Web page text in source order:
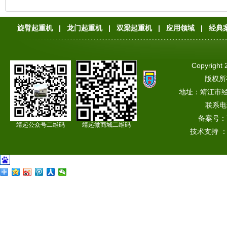
旋臂起重机 | 龙门起重机 | 双梁起重机 | 应用领域 | 经典
Copyright
版权
地址：靖江市
联系
备案号：
技术支持 ：
靖起公众号二维码 靖起微商城二维码